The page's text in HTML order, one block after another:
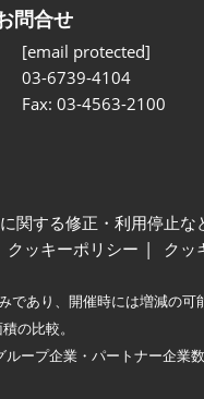
問合せ
[email protected]
03-6739-4104
Fax: 03-4563-2100
関する修正・利用停止な
クッキーポリシー クッ
あり、開催時には増減の可
の比較。
ープ企業・パートナー企業数